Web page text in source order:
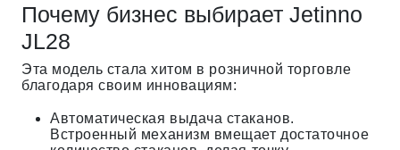
Почему бизнес выбирает Jetinno
JL28
Эта модель стала хитом в розничной торговле
благодаря своим инновациям:
Автоматическая выдача стаканов.
Встроенный механизм вмещает достаточное